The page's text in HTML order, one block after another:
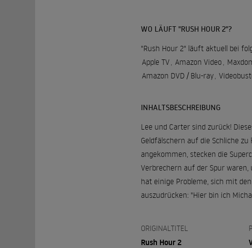
WO LÄUFT "RUSH HOUR 2"?
"Rush Hour 2" läuft aktuell bei
Apple TV, Amazon Video ,
Amazon DVD / Blu-ray,
INHALTSBESCHREIBUNG
Lee und Carter sind zurück!
Geldfälschern auf die Schliche
angekommen, stecken die
Verbrechern auf der Spur
hat einige Probleme, sich mit
auszudrücken: "Hier bin ich
ORIGINALTITEL
Rush Hour 2